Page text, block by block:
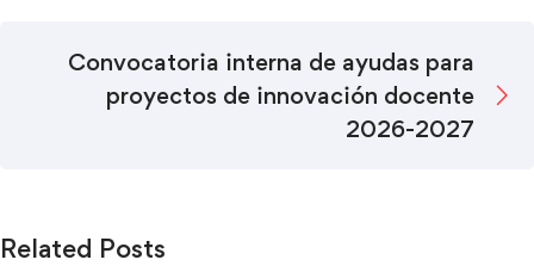
Convocatoria interna de ayudas para
proyectos de innovación docente
2026-2027
Related Posts